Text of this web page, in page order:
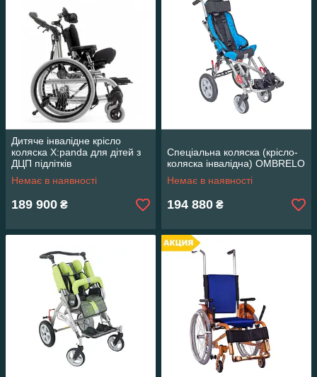
Дитяче інвалідне крісло
коляска X:panda для дітей з
ДЦП підлітків
Немає в наявності
189 900 ₴
Спеціальна коляска (крісло-
коляска інвалідна) OMBRELO
Немає в наявності
194 880 ₴